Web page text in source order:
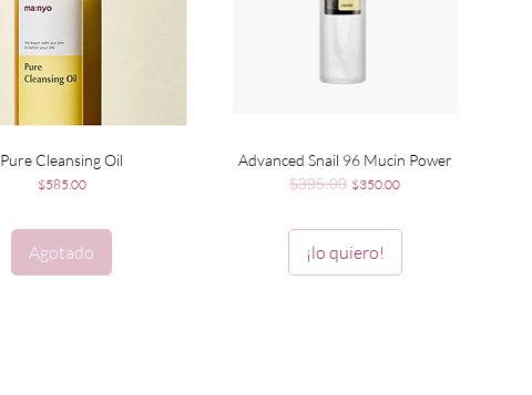
Vista rápida
Pure Cleansing Oil
Precio
$585.00
Agotado
Vista rápida
Advanced Snail 96 Mucin Power
Precio
$395.00 Precio de oferta
$350.00
¡lo quiero!